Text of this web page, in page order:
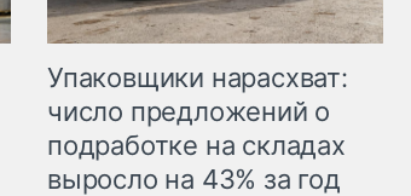
Упаковщики нарасхват:
число предложений о
подработке на складах
выросло на 43% за год